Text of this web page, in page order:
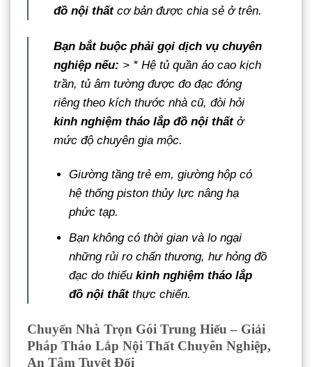
đồ nội thấtcơ bản được chia sẻ ở trên.
Bạn bắt buộc phải gọi dịch vụ chuyên
nghiệp nếu: > * Hệ tủ quần áo cao kịch
trần, tủ âm tường được đo đạc đóng
riêng theo kích thước nhà cũ, đòi hỏi
kinh nghiệm tháo lắp đồ nội thấtở
mức độ chuyên gia mộc.
Giường tầng trẻ em, giường hộp có
hệ thống piston thủy lực nâng hạ
phức tạp.
Bạn không có thời gian và lo ngại
những rủi ro chấn thương, hư hỏng đồ
đạc do thiếukinh nghiệm tháo lắp
đồ nội thấtthực chiến.
Chuyển Nhà Trọn Gói Trung Hiếu – Giải
Pháp Tháo Lắp Nội Thất Chuyên Nghiệp,
An Tâm Tuyệt Đối